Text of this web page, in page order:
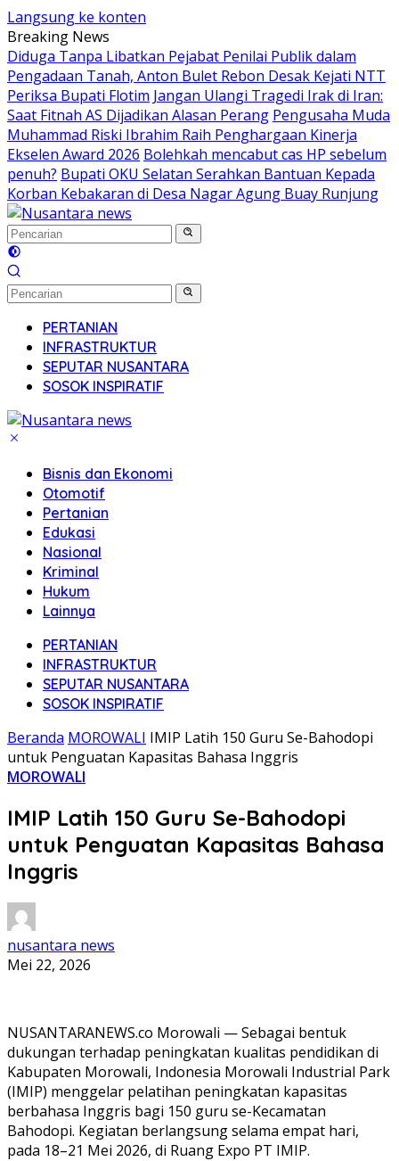
Langsung ke konten
Breaking News
Diduga Tanpa Libatkan Pejabat Penilai Publik dalam
Pengadaan Tanah, Anton Bulet Rebon Desak Kejati NTT
Periksa Bupati Flotim Jangan Ulangi Tragedi Irak di Iran:
Saat Fitnah AS Dijadikan Alasan Perang Pengusaha Muda
Muhammad Riski Ibrahim Raih Penghargaan Kinerja
Ekselen Award 2026 Bolehkah mencabut cas HP sebelum
penuh? Bupati OKU Selatan Serahkan Bantuan Kepada
Korban Kebakaran di Desa Nagar Agung Buay Runjung
PERTANIAN
INFRASTRUKTUR
SEPUTAR NUSANTARA
SOSOK INSPIRATIF
Bisnis dan Ekonomi
Otomotif
Pertanian
Edukasi
Nasional
Kriminal
Hukum
Lainnya
PERTANIAN
INFRASTRUKTUR
SEPUTAR NUSANTARA
SOSOK INSPIRATIF
Beranda MOROWALI IMIP Latih 150 Guru Se-Bahodopi
untuk Penguatan Kapasitas Bahasa Inggris
MOROWALI
IMIP Latih 150 Guru Se-Bahodopi
untuk Penguatan Kapasitas Bahasa
Inggris
nusantara news
Mei 22, 2026
NUSANTARANEWS.co Morowali — Sebagai bentuk
dukungan terhadap peningkatan kualitas pendidikan di
Kabupaten Morowali, Indonesia Morowali Industrial Park
(IMIP) menggelar pelatihan peningkatan kapasitas
berbahasa Inggris bagi 150 guru se-Kecamatan
Bahodopi. Kegiatan berlangsung selama empat hari,
pada 18–21 Mei 2026, di Ruang Expo PT IMIP.